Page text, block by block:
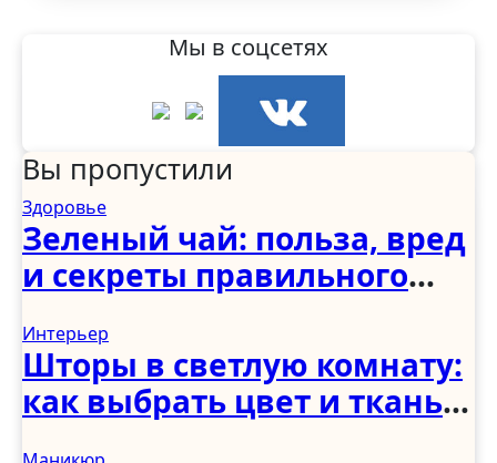
Мы в соцсетях
Вы пропустили
Здоровье
Зеленый чай: польза, вред
и секреты правильного
Интерьер
Шторы в светлую комнату:
как выбрать цвет и ткань